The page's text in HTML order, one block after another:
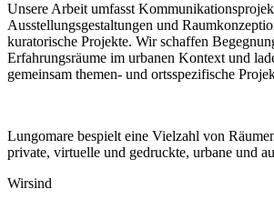
Unsere Arbeit umfasst
Ausstellungsgestaltungen und
kuratorische Projekte. Wir schaffen
Erfahrungsräume im urbanen Kontext und
gemeinsam themen- und ortsspezifische
Lungomare bespielt eine Vielzahl von
private, virtuelle und gedruckte, urbane und
Wirsind